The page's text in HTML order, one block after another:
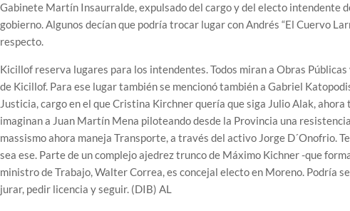
Gabinete Martín Insaurralde, expulsado del cargo y del electo intendente
gobierno. Algunos decían que podría trocar lugar con Andrés “El Cuervo
respecto.
Kicillof reserva lugares para los intendentes. Todos miran a Obras
de Kicillof. Para ese lugar también se mencionó también a Gabriel
Justicia, cargo en el que Cristina Kirchner quería que siga Julio Alak,
imaginan a Juan Martín Mena piloteando desde la Provincia una
massismo ahora maneja Transporte, a través del activo Jorge D´Onofrio.
sea ese. Parte de un complejo ajedrez trunco de Máximo Kichner -que
ministro de Trabajo, Walter Correa, es concejal electo en Moreno. Podría
jurar, pedir licencia y seguir. (DIB) AL